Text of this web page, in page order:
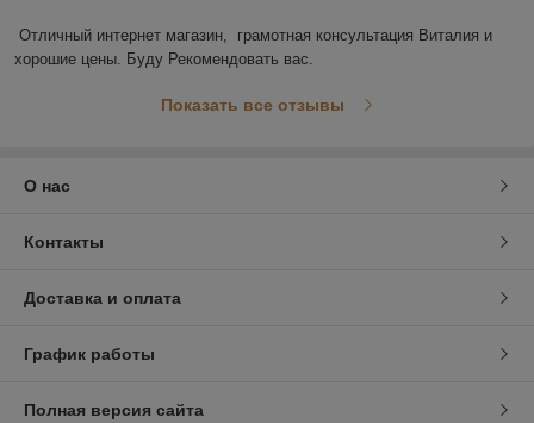
Отличный интернет магазин,  грамотная консультация Виталия и
хорошие цены. Буду Рекомендовать вас.
Показать все отзывы
О нас
Контакты
Доставка и оплата
График работы
Полная версия сайта